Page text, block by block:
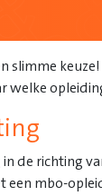
slimme
welke
de richting
mbo-